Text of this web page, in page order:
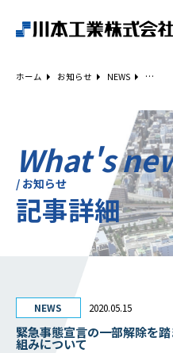
空気調和設備工事
リニューアル
建築工事
設備工事
企業情報
ホーム お知らせ NEWS
What's
/ お知らせ
記事詳細
NEWS 2020.05.15
緊急事態宣言の一部解除を
組みについて